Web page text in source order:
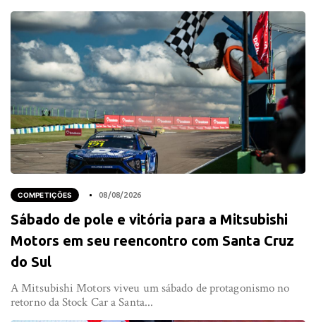
COMPETIÇÕES 08/08/2026
Sábado de pole e vitória para a Mitsubishi
Motors em seu reencontro com Santa Cruz
do Sul
A Mitsubishi Motors viveu um sábado de protagonismo no
retorno da Stock Car a Santa...